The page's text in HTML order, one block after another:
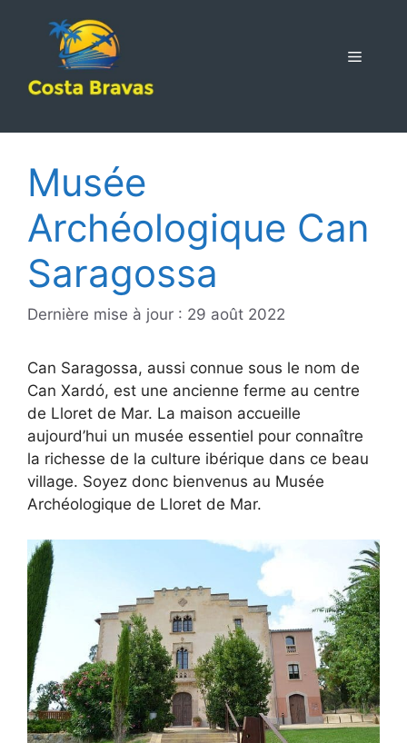
MENU
Musée
Archéologique Can
Saragossa
Dernière mise à jour : 29 août 2022
Can Saragossa, aussi connue sous le nom de
Can Xardó, est une ancienne ferme au centre
de Lloret de Mar. La maison accueille
aujourd’hui un musée essentiel pour connaître
la richesse de la culture ibérique dans ce beau
village. Soyez donc bienvenus au Musée
Archéologique de Lloret de Mar.